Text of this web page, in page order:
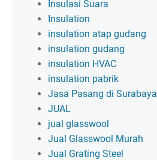
Insulasi Suara
Insulation
insulation atap gudang
insulation gudang
insulation HVAC
insulation pabrik
Jasa Pasang di Surabaya
JUAL
jual glasswool
Jual Glasswool Murah
Jual Grating Steel